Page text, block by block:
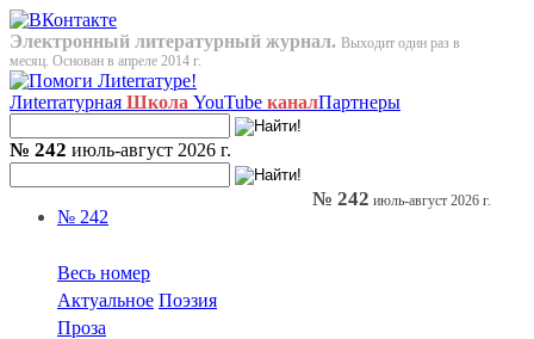
Электронный литературный журнал. Выходит один раз в
месяц. Основан в апреле 2014 г.
Лиterraтурная Школа YouTube каналПартнеры
№ 242 июль-август 2026 г.
№ 242
Весь номер
Актуальное Поэзия
Проза
№ 242 июль-август 2026 г.